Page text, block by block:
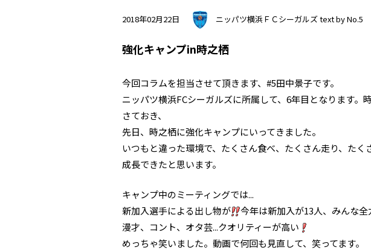
2018年02月22日 ニッパツ横浜ＦＣシーガルズtext by
強化キャンプin時之栖
今回コラムを担当させて頂きます、#5田中景子です。
ニッパツ横浜FCシーガルズに所属して、6年目となります。
さておき、
先日、時之栖に強化キャンプにいってきました。
いつもと違った環境で、たくさん食べ、たくさん走り、た
成長できたと思います。
キャンプ中のミーティングでは...
新加入選手による出し物が
今年は新加入が13人、みんな全
漫才、コント、オタ芸...クオリティーが高い
めっちゃ笑いました。動画で何回も見直して、笑ってます。